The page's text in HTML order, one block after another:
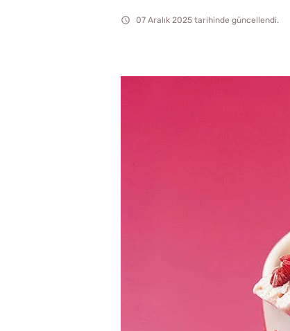
07 Aralık 2025 tarihinde güncellendi.